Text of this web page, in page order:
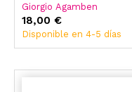
Giorgio Agamben
18,00 €
Disponible en 4-5 días